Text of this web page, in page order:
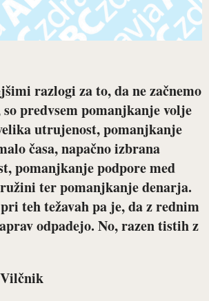
razlogi za to, da ne začnemo
predvsem pomanjkanje volje
utrujenost, pomanjkanje
časa, napačno izbrana
pomanjkanje podpore med
ter pomanjkanje denarja.
teh težavah pa je, da z rednim
odpadejo. No, razen tistih z